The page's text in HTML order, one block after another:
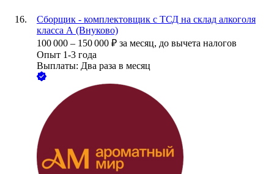
Сборщик - комплектовщик с ТСД на склад алкоголя
класса А (Внуково)
100 000 – 150 000 ₽ за месяц, до вычета налогов
Опыт 1-3 года
Выплаты: Два раза в месяц